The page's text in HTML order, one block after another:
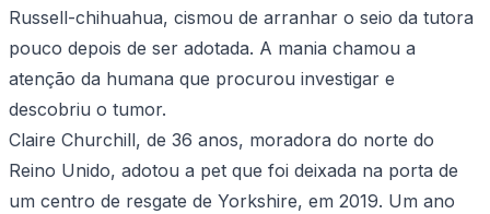
Russell-chihuahua, cismou de arranhar o seio da tutora
pouco depois de ser adotada. A mania chamou a
atenção da humana que procurou investigar e
descobriu o tumor.
Claire Churchill, de 36 anos, moradora do norte do
Reino Unido, adotou a pet que foi deixada na porta de
um centro de resgate de Yorkshire, em 2019. Um ano